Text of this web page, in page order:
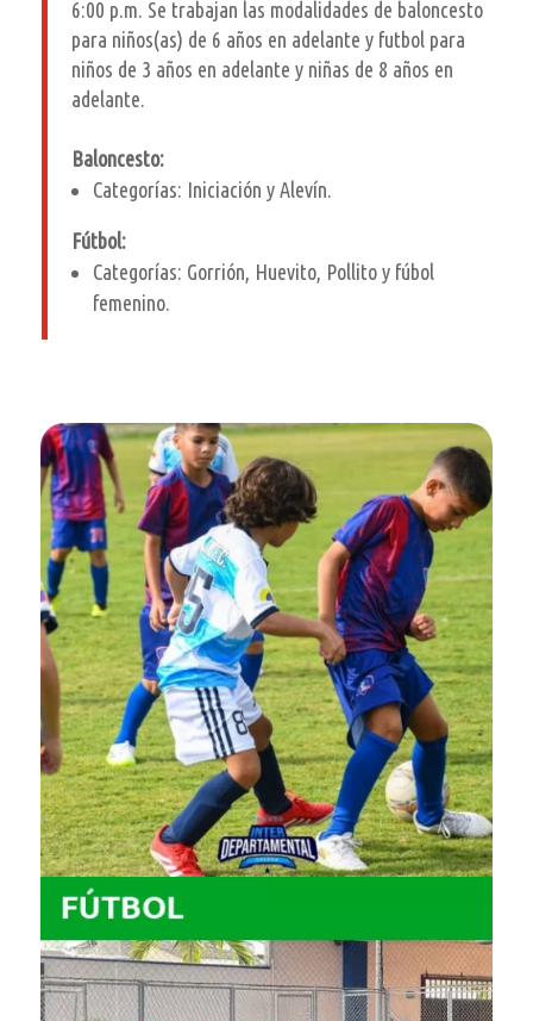
6:00 p.m. Se trabajan las modalidades de baloncesto
para niños(as) de 6 años en adelante y futbol para
niños de 3 años en adelante y niñas de 8 años en
adelante.
Baloncesto:
Categorías: Iniciación y Alevín.
Fútbol:
Categorías: Gorrión, Huevito, Pollito y fúbol
femenino.